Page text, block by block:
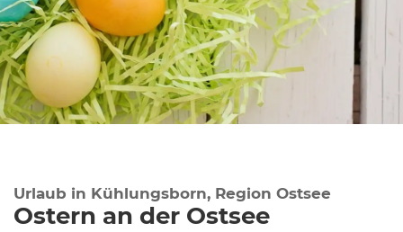
Urlaub in Kühlungsborn, Region Ostsee
Ostern an der Ostsee